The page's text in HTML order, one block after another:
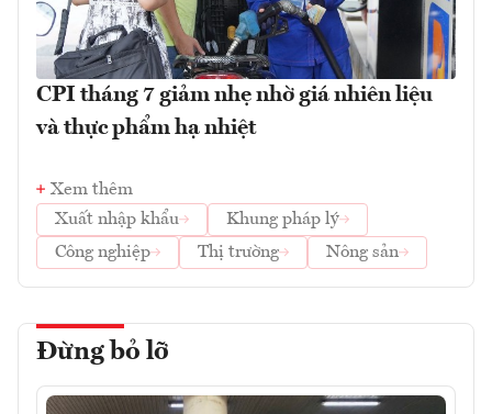
CPI tháng 7 giảm nhẹ nhờ giá nhiên liệu
và thực phẩm hạ nhiệt
Xem thêm
Xuất nhập khẩu
Khung pháp lý
Công nghiệp
Thị trường Nông sản
Đừng bỏ lỡ